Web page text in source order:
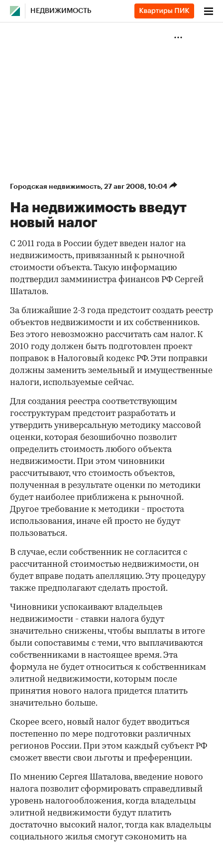
НЕДВИЖИМОСТЬ
Городская недвижимость⁠, 27 авг 2008, 10:04
На недвижимость введут
новый налог
С 2011 года в России будет введен налог на
недвижимость, привязанный к рыночной
стоимости объекта. Такую информацию
подтвердил замминистра финансов РФ Сергей
Шаталов.
За ближайшие 2-3 года предстоит создать реестр
объектов недвижимости и их собственников.
Без этого невозможно рассчитать сам налог. К
2010 году должен быть подготовлен проект
поправок в Налоговый кодекс РФ. Эти поправки
должны заменить земельный и имущественные
налоги, используемые сейчас.
Для создания реестра соответствующим
госструктурам предстоит разработать и
утвердить универсальную методику массовой
оценки, которая безошибочно позволит
определить стоимость любого объекта
недвижимости. При этом чиновники
рассчитывают, что стоимость объектов,
полученная в результате оценки по методики
будет наиболее приближена к рыночной.
Другое требование к методики - простота
использования, иначе ей просто не будут
пользоваться.
В случае, если собственник не согласится с
рассчитанной стоимостью недвижимости, он
будет вправе подать апелляцию. Эту процедуру
также предполагают сделать простой.
Чиновники успокаивают владельцев
недвижимости - ставки налога будут
значительно снижены, чтобы выплаты в итоге
были сопоставимы с теми, что выплачиваются
собственниками в настоящее время. Эта
формула не будет относиться к собственникам
элитной недвижимости, которым после
принятия нового налога придется платить
значительно больше.
Скорее всего, новый налог будет вводиться
постепенно по мере подготовки различных
регионов России. При этом каждый субъект РФ
сможет ввести свои льготы и преференции.
По мнению Сергея Шаталова, введение нового
налога позволит сформировать справедливый
уровень налогообложения, когда владельцы
элитной недвижимости будут платить
достаточно высокий налог, тогда как владельцы
социального жилья смогут сэкономить на